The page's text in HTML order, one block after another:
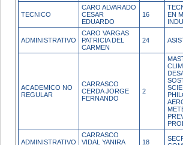
TECNICO
CARO ALVARADO
CESAR
EDUARDO
16
EN
ADMINISTRATIVO
CARO VARGAS
PATRICIA DEL
CARMEN
24
ACADEMICO NO
REGULAR
CARRASCO
CERDA JORGE
FERNANDO
2
ADMINISTRATIVO
CARRASCO
VIDAL YANIRA
18